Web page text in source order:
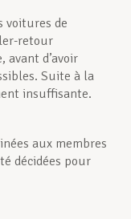
voitures de
retour
avant d’avoir
Suite à la
insuffisante.
aux membres
décidées pour